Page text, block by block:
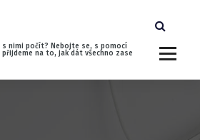
nimi počít? Nebojte se, s pomocí
na to, jak dát všechno zase